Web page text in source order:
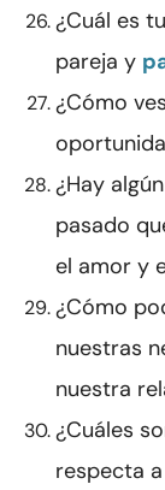
¿Cuál es
pareja y
¿Cómo
¿Hay
pasado
el amor y
¿Cómo
nuestras
nuestra
¿Cuáles
respecta